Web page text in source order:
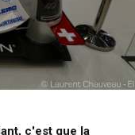
c'est que la